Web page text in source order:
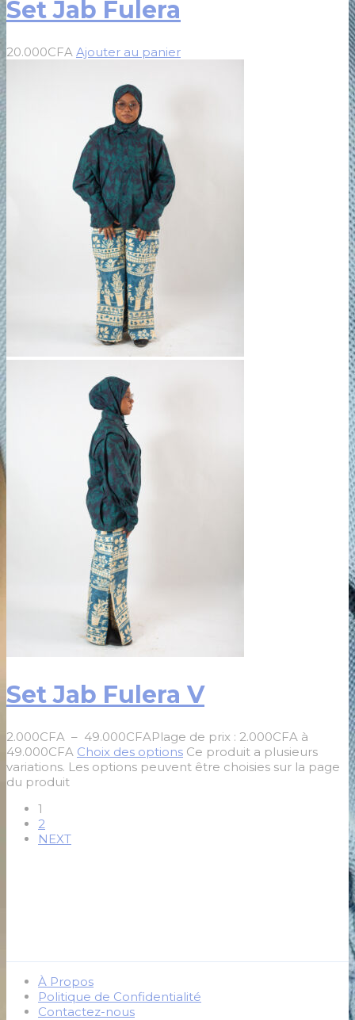
Set Jab Fulera
20.000CFA Ajouter au panier
Set Jab Fulera V
2.000CFA – 49.000CFAPlage de prix : 2.000CFA à
49.000CFA Choix des options Ce produit a plusieurs
variations. Les options peuvent être choisies sur la page
du produit
1
2
NEXT
À Propos
Politique de Confidentialité
Contactez-nous